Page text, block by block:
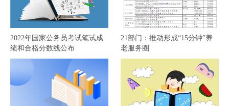
2022年国家公务员考试笔试成
绩和合格分数线公布
21部门：推动形成“15分钟”养
老服务圈